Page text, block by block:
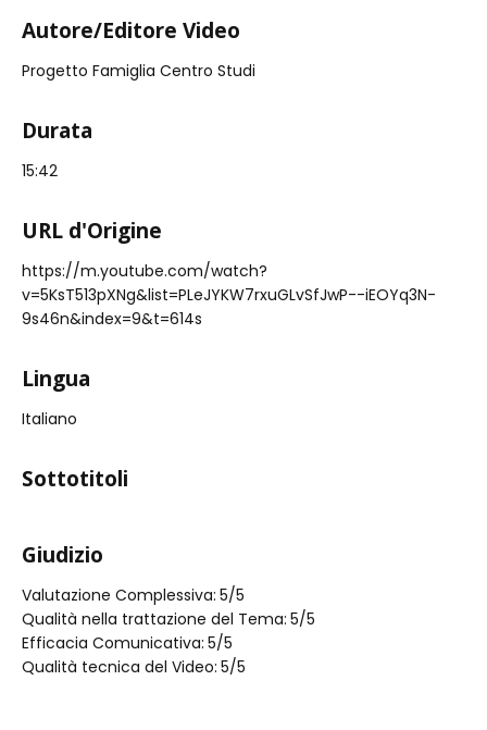
Autore/Editore Video
Progetto Famiglia Centro Studi
Durata
15:42
URL d'Origine
https://m.youtube.com/watch?
v=5KsT513pXNg&list=PLeJYKW7rxuGLvSfJwP--iEOYq3N-
9s46n&index=9&t=614s
Lingua
Italiano
Sottotitoli
Giudizio
Valutazione Complessiva: 5/5
Qualità nella trattazione del Tema: 5/5
Efficacia Comunicativa: 5/5
Qualità tecnica del Video: 5/5